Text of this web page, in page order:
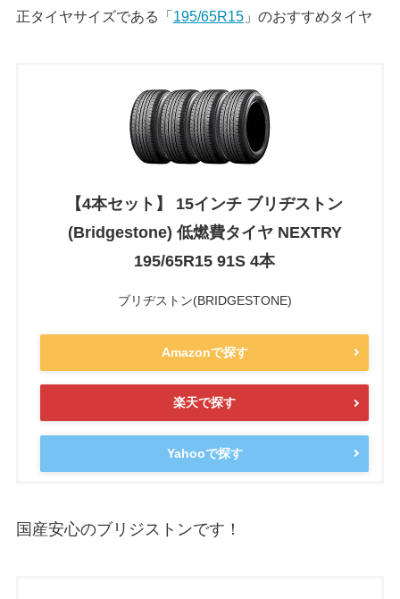
正タイヤサイズである「 195/65R15」のおすすめタイヤ
【4本セット】 15インチ ブリヂストン
(Bridgestone) 低燃費タイヤ NEXTRY
195/65R15 91S 4本
ブリヂストン(BRIDGESTONE)
Amazonで探す
楽天で探す
Yahooで探す
国産安心のブリジストンです！